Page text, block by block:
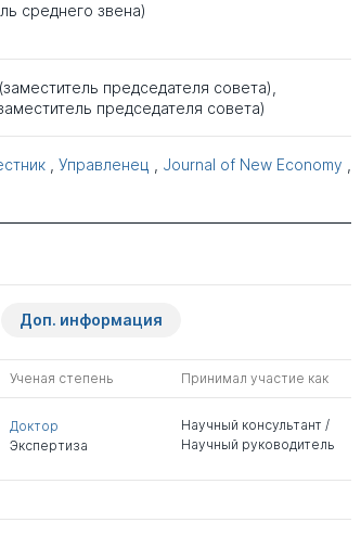
среднего звена)
(заместитель председателя совета),
председателя совета)
Управленец Journal of New Economy
Доп. информация
Ученая степень Принимал участие как
Доктор
Экспертиза
Научный консультант /
Научный руководитель